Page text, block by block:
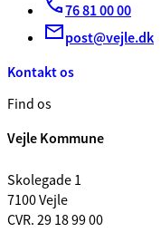
76 81 00 00
post@vejle.dk
Kontakt os
Find os
Vejle Kommune
Skolegade 1
7100 Vejle
CVR. 29 18 99 00